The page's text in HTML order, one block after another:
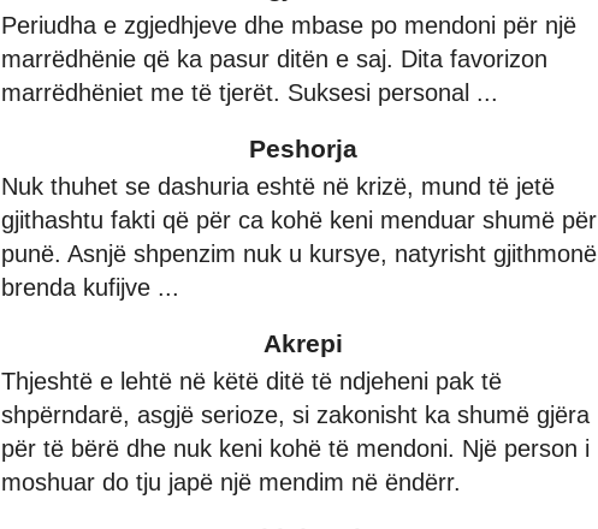
Periudha e zgjedhjeve dhe mbase po mendoni për një
marrëdhënie që ka pasur ditën e saj. Dita favorizon
marrëdhëniet me të tjerët. Suksesi personal ...
Peshorja
Nuk thuhet se dashuria eshtë në krizë, mund të jetë
gjithashtu fakti që për ca kohë keni menduar shumë për
punë. Asnjë shpenzim nuk u kursye, natyrisht gjithmonë
brenda kufijve ...
Akrepi
Thjeshtë e lehtë në këtë ditë të ndjeheni pak të
shpërndarë, asgjë serioze, si zakonisht ka shumë gjëra
për të bërë dhe nuk keni kohë të mendoni. Një person i
moshuar do tju japë një mendim në ëndërr.